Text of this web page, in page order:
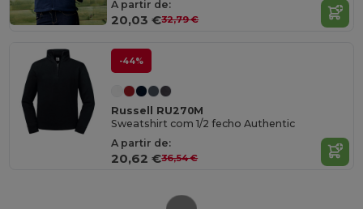
A partir de:
20,03 €32,79 €
-44%
Russell RU270M
Sweatshirt com 1/2 fecho Authentic
A partir de:
20,62 €36,54 €